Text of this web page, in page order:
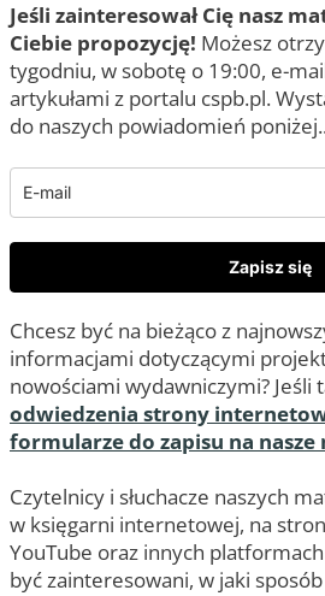
Jeśli zainteresował Cię nasz
Ciebie propozycję! Możesz
tygodniu, w sobotę o 19:00, e-
artykułami z portalu cspb.pl.
do naszych powiadomień
Zapisz się
Chcesz być na bieżąco z
informacjami dotyczącymi
nowościami wydawniczymi? Jeśli
odwiedzenia strony
formularze do zapisu na
Czytelnicy i słuchacze naszych
w księgarni internetowej, na
YouTube oraz innych
być zainteresowani, w jaki